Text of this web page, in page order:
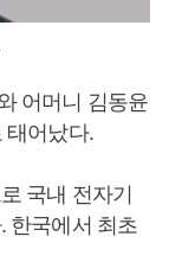
어머니 김동윤
태어났다.
국내 전자기
한국에서 최초